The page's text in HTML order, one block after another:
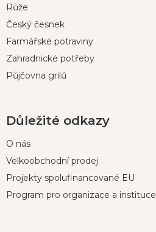
Růže
Český česnek
Farmářské potraviny
Zahradnické potřeby
Půjčovna grilů
Důležité odkazy
O nás
Velkoobchodní prodej
Projekty spolufinancované EU
Program pro organizace a instituce